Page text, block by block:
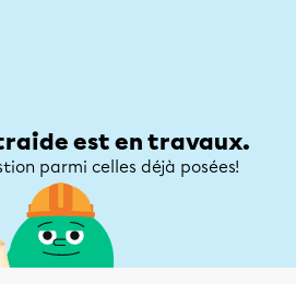
est en travaux.
parmi celles déjà posées!